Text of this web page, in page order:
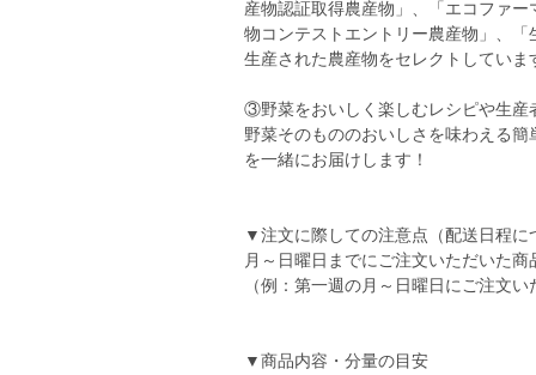
産物認証取得農産物」、「エコファ
物コンテストエントリー農産物」、
生産された農産物をセレクトしていま
③野菜をおいしく楽しむレシピや生産
野菜そのもののおいしさを味わえる
を一緒にお届けします！
▼注文に際しての注意点（配送日程に
月～日曜日までにご注文いただいた
（例：第一週の月～日曜日にご注文
▼商品内容・分量の目安